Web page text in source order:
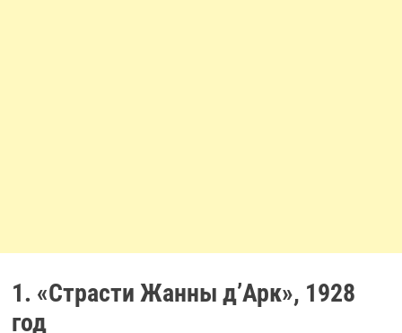
1. «Страсти Жанны д’Арк», 1928
год